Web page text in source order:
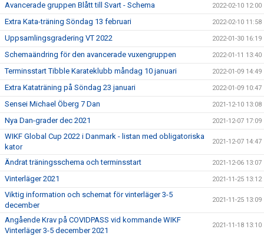
Avancerade gruppen Blått till Svart - Schema 2022-02-10 12:00
Extra Kata-träning Söndag 13 februari 2022-02-10 11:58
Uppsamlingsgradering VT 2022 2022-01-30 16:19
Schemaändring för den avancerade vuxengruppen 2022-01-11 13:40
Terminsstart Tibble Karateklubb måndag 10 januari 2022-01-09 14:49
Extra Kataträning på Söndag 23 januari 2022-01-09 10:47
Sensei Michael Öberg 7 Dan 2021-12-10 13:08
Nya Dan-grader dec 2021 2021-12-07 17:09
WIKF Global Cup 2022 i Danmark - listan med obligatoriska
kator
2021-12-07 14:47
Ändrat träningsschema och terminsstart 2021-12-06 13:07
Vinterläger 2021 2021-11-25 13:12
Viktig information och schemat för vinterläger 3-5
december
2021-11-25 13:09
Angående Krav på COVIDPASS vid kommande WIKF
Vinterläger 3-5 december 2021
2021-11-18 13:10